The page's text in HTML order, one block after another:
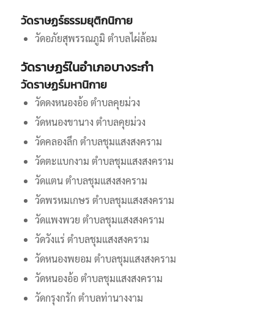
วัดราษฏร์ธรรมยุติกนิกาย
วัดอภัยสุพรรณภูมิ ตำบลไผ่ล้อม
วัดราษฏร์ในอำเภอบางระกำ
วัดราษฏร์มหานิกาย
วัดดงหนองอ้อ ตำบลคุยม่วง
วัดหนองขานาง ตำบลคุยม่วง
วัดคลองลึก ตำบลชุมแสงสงคราม
วัดตะแบกงาม ตำบลชุมแสงสงคราม
วัดแตน ตำบลชุมแสงสงคราม
วัดพรหมเกษร ตำบลชุมแสงสงคราม
วัดแพงพวย ตำบลชุมแสงสงคราม
วัดวังแร่ ตำบลชุมแสงสงคราม
วัดหนองพยอม ตำบลชุมแสงสงคราม
วัดหนองอ้อ ตำบลชุมแสงสงคราม
วัดกรุงกรัก ตำบลท่านางงาม